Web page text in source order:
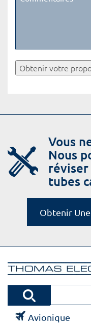
Obtenir votre
Vous
Nous
réviser
tubes
Obtenir
Avionique